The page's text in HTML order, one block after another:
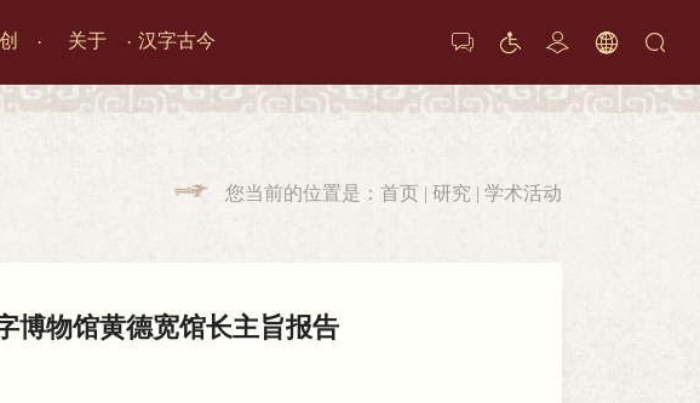
关于 汉字古今     

 您当前的位置是： 首页 | 研究 | 学术活动
博物馆黄德宽馆长主旨报告